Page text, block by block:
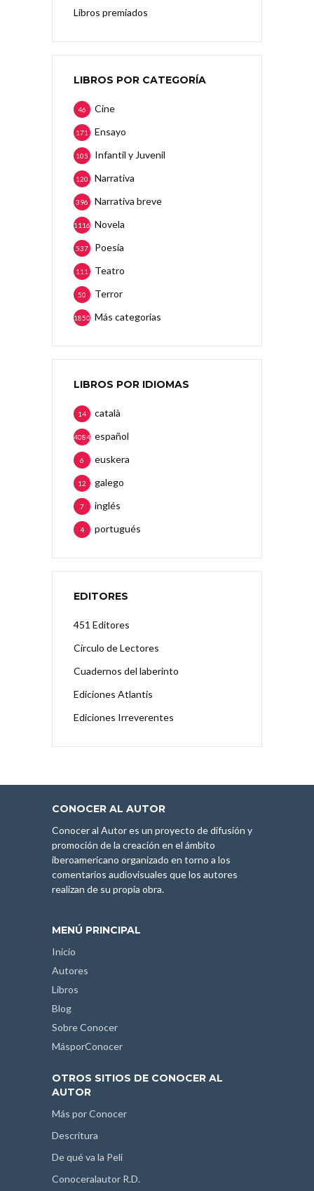
Libros premiados
LIBROS POR CATEGORÍA
Cine
46
Ensayo
171
Infantil y Juvenil
105
Narrativa
120
Narrativa breve
396
Novela
1116
Poesía
537
Teatro
111
Terror
50
Más categorias
1850
LIBROS POR IDIOMAS
català
14
español
4084
euskera
6
galego
12
inglés
7
portugués
4
EDITORES
451 Editores
Círculo de Lectores
Cuadernos del laberinto
Ediciones Atlantis
Ediciones Irreverentes
CONOCER AL AUTOR
Conocer al Autor es un proyecto de difusión y
promoción de la creación en el ámbito
iberoamericano organizado en torno a los
comentarios audiovisuales que los autores
realizan de su propia obra.
MENÚ PRINCIPAL
Inicio
Autores
Libros
Blog
Sobre Conocer
MásporConocer
OTROS SITIOS DE CONOCER AL
AUTOR
Más por Conocer
Descritura
De qué va la Peli
Conoceralautor R.D.